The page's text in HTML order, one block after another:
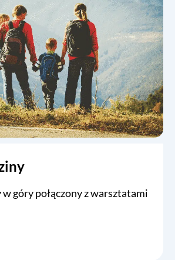
góry połączony z warsztatami